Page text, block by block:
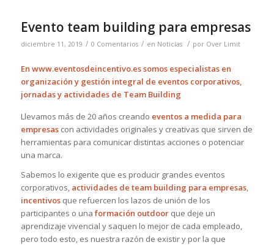
Evento team building para empresas
diciembre 11, 2019 / 0 Comentarios / en Noticias / por Over Limit
En www.eventosdeincentivo.essomos especialistas en
organización y gestión integral de eventos corporativos,
jornadas y actividades de Team Building
Llevamos más de 20 años creando eventos a medida para
empresascon actividades originales y creativas que sirven de
herramientas para comunicar distintas acciones o potenciar
una marca.
Sabemos lo exigente que es producir grandes eventos
corporativos, actividades de team building para empresas,
incentivosque refuercen los lazos de unión de los
participantes o una formación outdoorque deje un
aprendizaje vivencial y saquen lo mejor de cada empleado,
pero todo esto, es nuestra razón de existir y por la que